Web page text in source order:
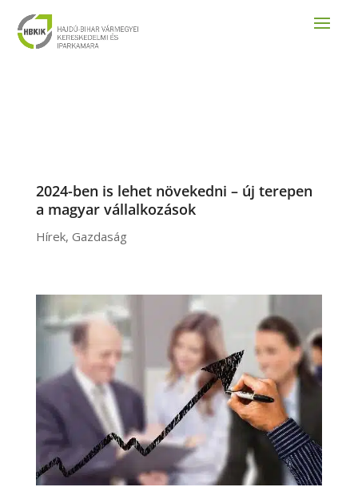
2024-ben is lehet növekedni – új terepen
a magyar vállalkozások
Hírek, Gazdaság